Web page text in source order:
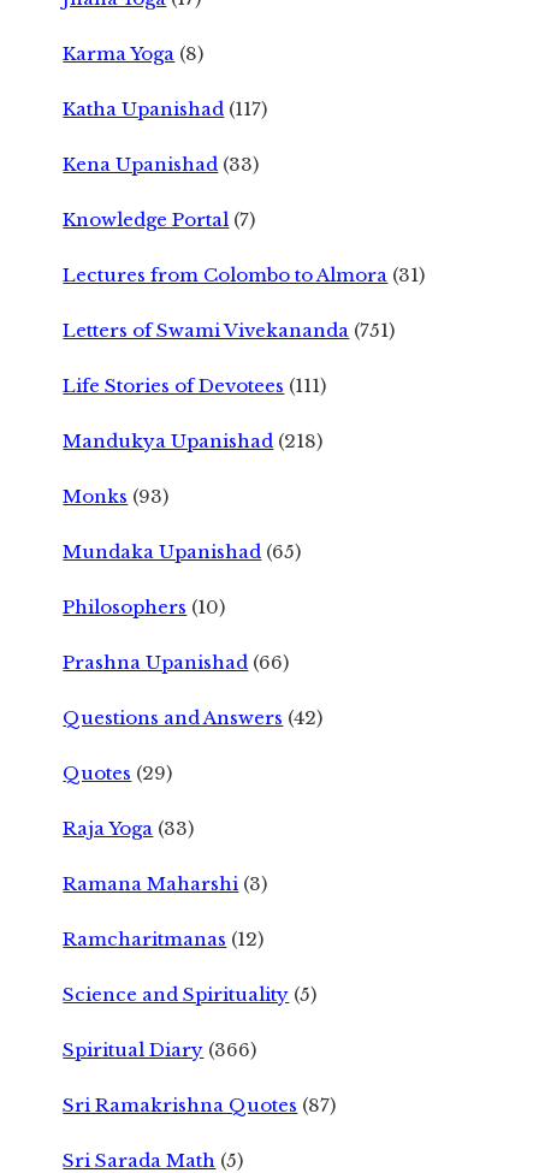
Karma Yoga (8)
Katha Upanishad (117)
Kena Upanishad (33)
Knowledge Portal (7)
Lectures from Colombo to Almora (31)
Letters of Swami Vivekananda (751)
Life Stories of Devotees (111)
Mandukya Upanishad (218)
Monks (93)
Mundaka Upanishad (65)
Philosophers (10)
Prashna Upanishad (66)
Questions and Answers (42)
Quotes (29)
Raja Yoga (33)
Ramana Maharshi (3)
Ramcharitmanas (12)
Science and Spirituality (5)
Spiritual Diary (366)
Sri Ramakrishna Quotes (87)
Sri Sarada Math (5)